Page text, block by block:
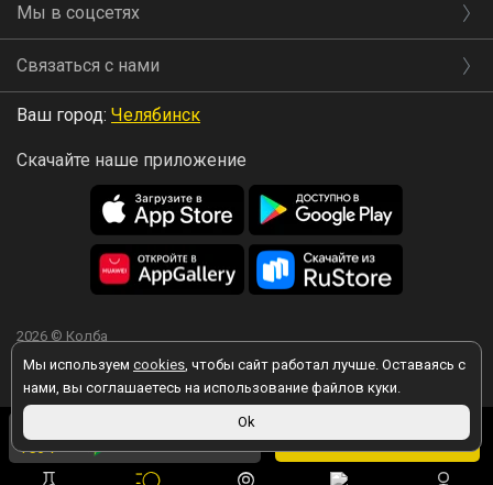
156 ₽ В корзину
Мы используем cookies, чтобы сайт работал лучше. Оставаясь с
нами, вы соглашаетесь на использование файлов куки.
Ok
Мы в соцсетях
Связаться с нами
Ваш город: Челябинск
Скачайте наше приложение
2026 © Колба
Вы принимаете условия политики в отношении обработки
персональных данных
любой форме обратной связи на сайте kolba.ru.